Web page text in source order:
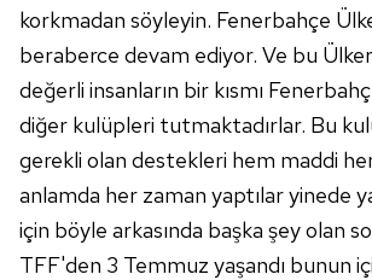
korkmadan söyleyin. Fenerbahçe
beraberce devam ediyor. Ve bu
değerli insanların bir kısmı
diğer kulüpleri tutmaktadırlar. Bu
gerekli olan destekleri hem maddi
anlamda her zaman yaptılar yinede
için böyle arkasında başka şey olan
TFF'den 3 Temmuz yaşandı bunun